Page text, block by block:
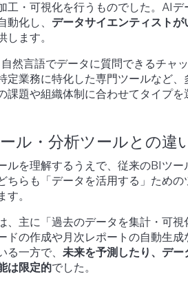
工・可視化を行うものでした。AI
動化し、 データサイエンティスト
します。
然言語でデータに質問できるチャ
定業務に特化した専門ツールなど
課題や組織体制に合わせてタイプ
ル・分析ツールとの違
ルを理解するうえで、従来のBIツ
ちらも「データを活用する」ため
。
、主に「過去のデータを集計・可
ドの作成や月次レポートの自動生
る一方で、 未来を予測したり、デ
は限定的でした。